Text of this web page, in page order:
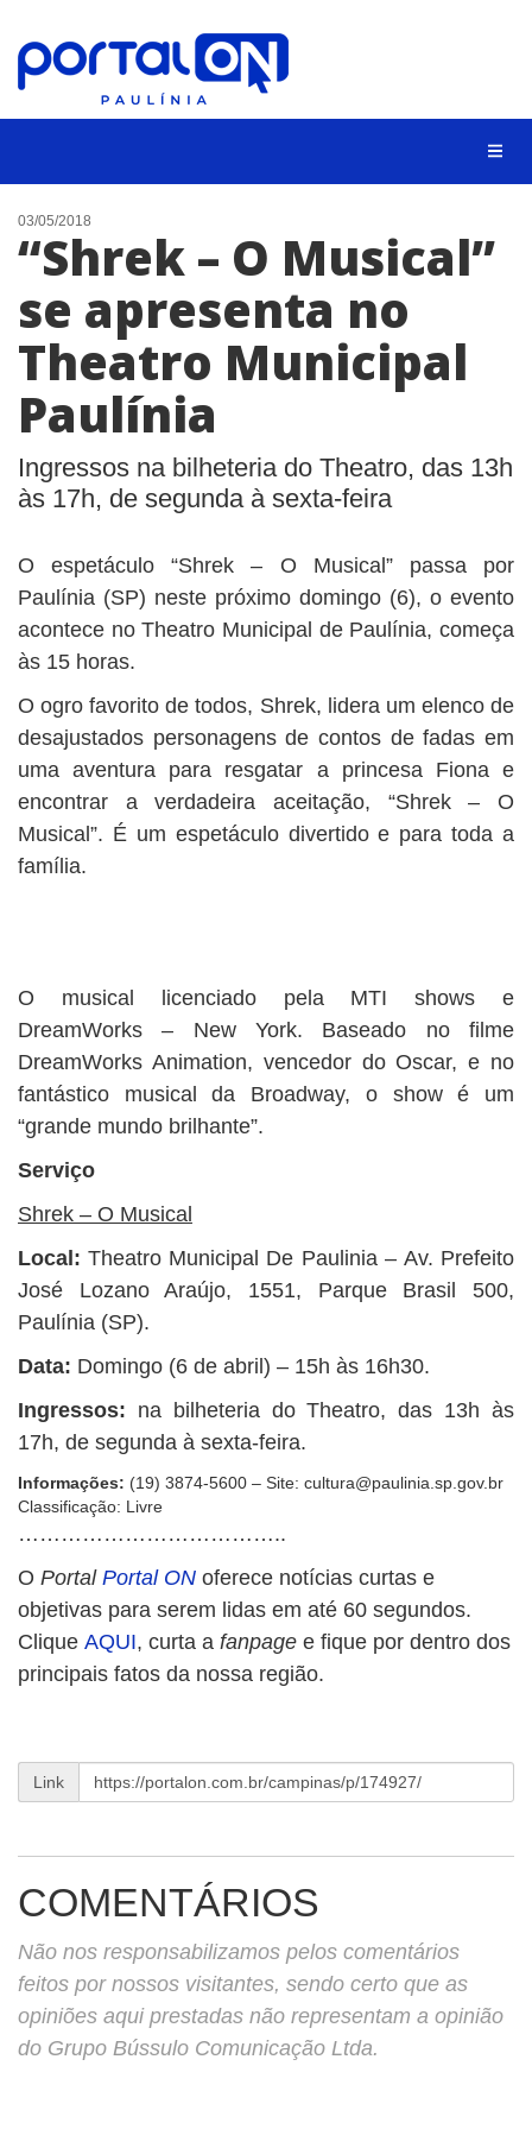
CIDADES
EVENTOS
EMPREGO
ANIVERSÁRIO DAS CIDADES
ANUNCIE
CONTATO
03/05/2018
“Shrek – O Musical”
se apresenta no
Theatro Municipal
Paulínia
Ingressos na bilheteria do Theatro, das 13h
às 17h, de segunda à sexta-feira
O espetáculo “Shrek – O Musical” passa por
Paulínia (SP) neste próximo domingo (6), o evento
acontece no Theatro Municipal de Paulínia, começa
às 15 horas.
O ogro favorito de todos, Shrek, lidera um elenco de
desajustados personagens de contos de fadas em
uma aventura para resgatar a princesa Fiona e
encontrar a verdadeira aceitação, “Shrek – O
Musical”. É um espetáculo divertido e para toda a
família.
O musical licenciado pela MTI shows e
DreamWorks – New York. Baseado no filme
DreamWorks Animation, vencedor do Oscar, e no
fantástico musical da Broadway, o show é um
“grande mundo brilhante”.
Serviço
Shrek – O Musical
Local: Theatro Municipal De Paulinia – Av. Prefeito
José Lozano Araújo, 1551, Parque Brasil 500,
Paulínia (SP).
Data: Domingo (6 de abril) – 15h às 16h30.
Ingressos: na bilheteria do Theatro, das 13h às
17h, de segunda à sexta-feira.
Informações: (19) 3874-5600 – Site: cultura@paulinia.sp.gov.br
Classificação: Livre
………………………………..
O Portal Portal ON oferece notícias curtas e
objetivas para serem lidas em até 60 segundos.
Clique AQUI, curta a fanpage e fique por dentro dos
principais fatos da nossa região.
Link
COMENTÁRIOS
Não nos responsabilizamos pelos comentários
feitos por nossos visitantes, sendo certo que as
opiniões aqui prestadas não representam a opinião
do Grupo Bússulo Comunicação Ltda.